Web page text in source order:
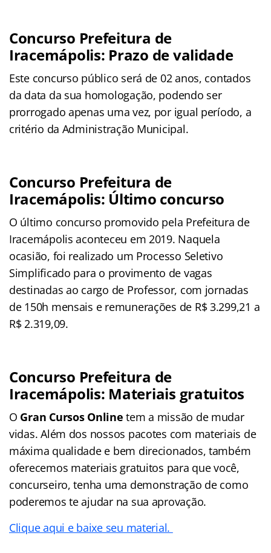
Concurso Prefeitura de
Iracemápolis: Prazo de validade
Este concurso público será de 02 anos, contados
da data da sua homologação, podendo ser
prorrogado apenas uma vez, por igual período, a
critério da Administração Municipal.
Concurso Prefeitura de
Iracemápolis: Último concurso
O último concurso promovido pela Prefeitura de
Iracemápolis aconteceu em 2019. Naquela
ocasião, foi realizado um Processo Seletivo
Simplificado para o provimento de vagas
destinadas ao cargo de Professor, com jornadas
de 150h mensais e remunerações de R$ 3.299,21 a
R$ 2.319,09.
Concurso Prefeitura de
Iracemápolis: Materiais gratuitos
O Gran Cursos Online tem a missão de mudar
vidas. Além dos nossos pacotes com materiais de
máxima qualidade e bem direcionados, também
oferecemos materiais gratuitos para que você,
concurseiro, tenha uma demonstração de como
poderemos te ajudar na sua aprovação.
Clique aqui e baixe seu material.